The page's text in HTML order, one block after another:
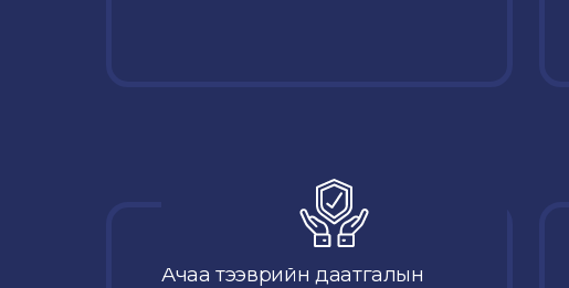
Ачаа тээврийн даатгалын